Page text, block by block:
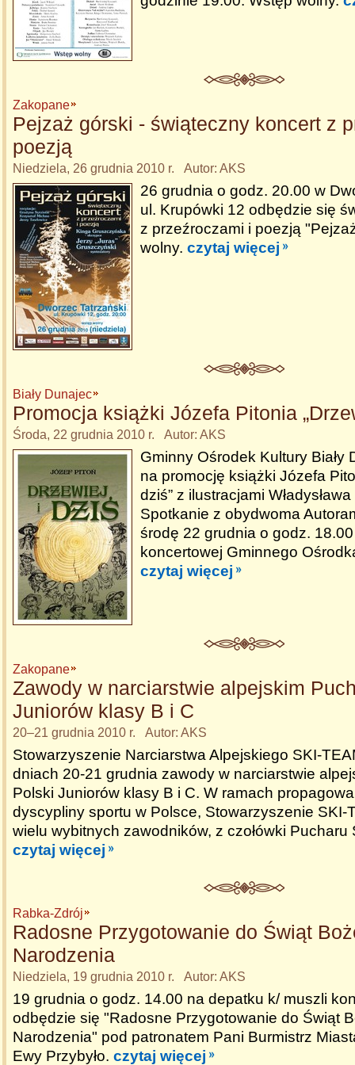
Zakopane
Pejzaż górski - świąteczny koncert z
poezją
Niedziela, 26 grudnia 2010 r. Autor: AKS
26 grudnia o godz. 20.00 w
ul. Krupówki 12 odbędzie się
z przeźroczami i poezją
wolny. czytaj więcej
Biały Dunajec
Promocja książki Józefa Pitonia
Środa, 22 grudnia 2010 r. Autor: AKS
Gminny Ośrodek Kultury Biały
na promocję książki Józefa
dziś” z ilustracjami
Spotkanie z obydwoma
środę 22 grudnia o godz.
koncertowej Gminnego
czytaj więcej
Zakopane
Zawody w narciarstwie alpejskim
Juniorów klasy B i C
20–21 grudnia 2010 r. Autor: AKS
Stowarzyszenie Narciarstwa Alpejskiego SKI-
dniach 20-21 grudnia zawody w narciarstwie
Polski Juniorów klasy B i C. W ramach
dyscypliny sportu w Polsce, Stowarzyszenie SKI-
wielu wybitnych zawodników, z czołówki Pucharu
czytaj więcej
Rabka-Zdrój
Radosne Przygotowanie do Świąt
Narodzenia
Niedziela, 19 grudnia 2010 r. Autor: AKS
19 grudnia o godz. 14.00 na depatku k/ muszli
odbędzie się "Radosne Przygotowanie do Świąt
Narodzenia" pod patronatem Pani Burmistrz
Ewy Przybyło. czytaj więcej